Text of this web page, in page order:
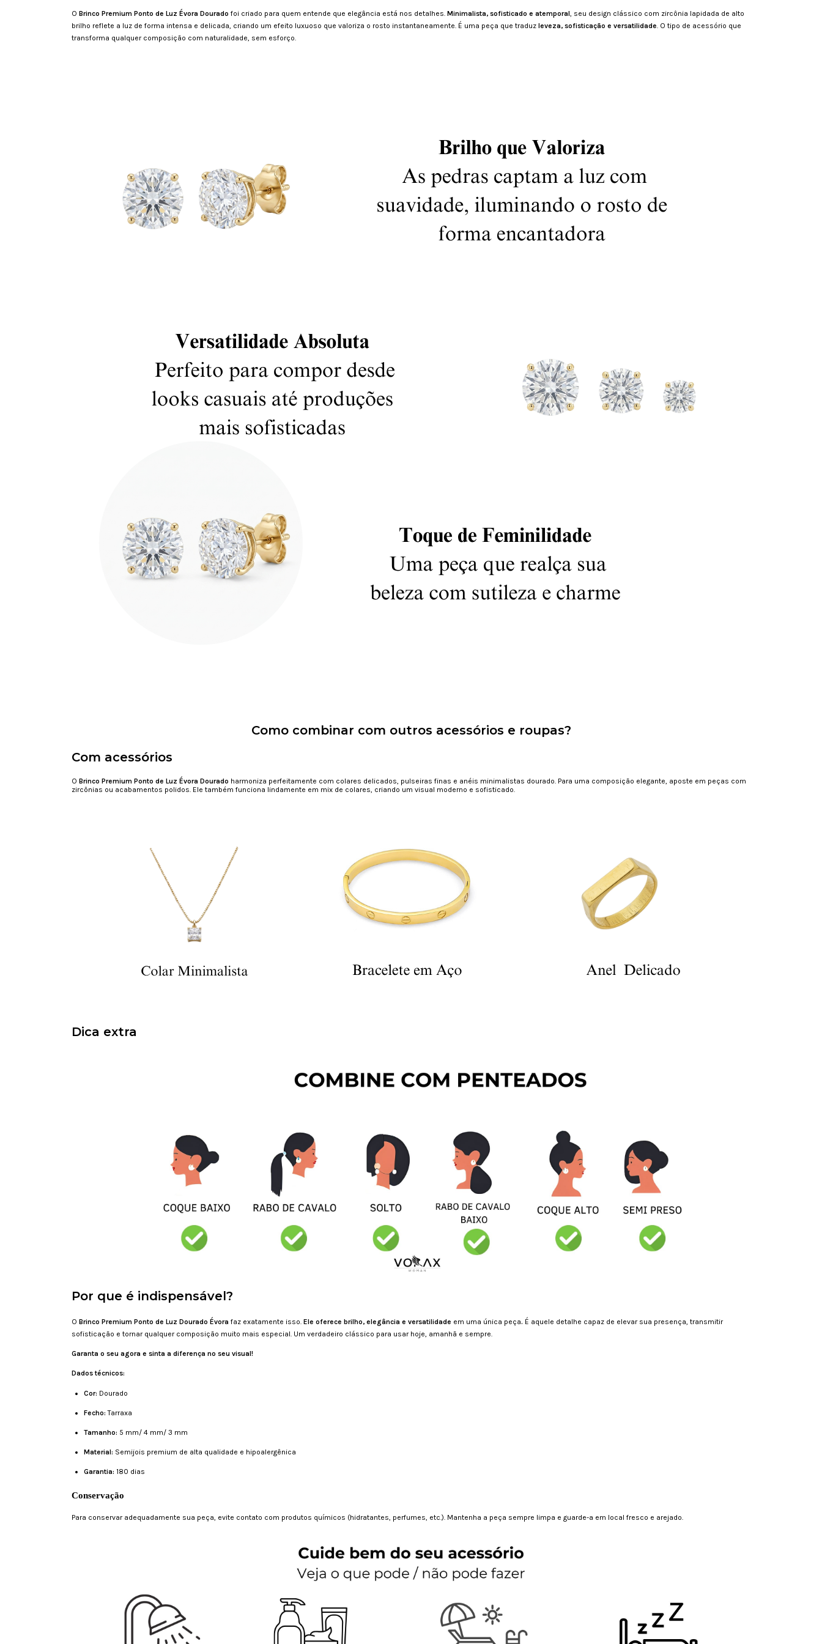
O Brinco Premium Ponto de Luz Évora Dourado foi criado para quem entende que elegância está nos detalhes. Minimalista, sofisticado e atemporal, seu design clássico com zircônia lapidada de alto
brilho reflete a luz de forma intensa e delicada, criando um efeito luxuoso que valoriza o rosto instantaneamente. É uma peça que traduz leveza, sofisticação e versatilidade. O tipo de acessório que
transforma qualquer composição com naturalidade, sem esforço.
Como combinar com outros acessórios e roupas?
Com acessórios
O Brinco Premium Ponto de Luz Évora Dourado harmoniza perfeitamente com colares delicados, pulseiras finas e anéis minimalistas dourado. Para uma composição elegante, aposte em peças com
zircônias ou acabamentos polidos. Ele também funciona lindamente em mix de colares, criando um visual moderno e sofisticado.
Dica extra
Por que é indispensável?
O Brinco Premium Ponto de Luz Dourado Évora faz exatamente isso. Ele oferece brilho, elegância e versatilidade em uma única peça. É aquele detalhe capaz de elevar sua presença, transmitir
sofisticação e tornar qualquer composição muito mais especial. Um verdadeiro clássico para usar hoje, amanhã e sempre.
Garanta o seu agora e sinta a diferença no seu visual!
Dados técnicos:
Cor: Dourado
Fecho:Tarraxa
Tamanho: 5 mm/ 4 mm/ 3 mm
Material: Semijois premium de alta qualidade e hipoalergênica
Garantia: 180 dias
Conservação
Para conservar adequadamente sua peça, evite contato com produtos químicos (hidratantes, perfumes, etc.). Mantenha a peça sempre limpa e guarde-a em local fresco e arejado.